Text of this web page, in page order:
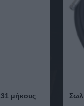
μήκους